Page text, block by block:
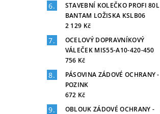
STAVEBNÍ KOLEČKO PROFI 80L
BANTAM LOŽISKA KSLB06
2 129 Kč
OCELOVÝ DOPRAVNÍKOVÝ
VÁLEČEK MIS55-A10-420-450
756 Kč
PÁSOVINA ZÁDOVÉ OCHRANY -
POZINK
672 Kč
OBLOUK ZÁDOVÉ OCHRANY -